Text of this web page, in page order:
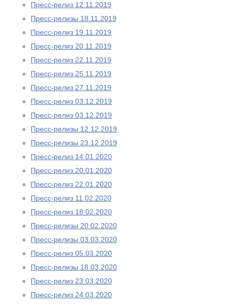
Пресс-релиз 12.11.2019
Пресс-релизы 18.11.2019
Пресс-релиз 19.11.2019
Пресс-релиз 20.11.2019
Пресс-релиз 22.11.2019
Пресс-релиз 25.11.2019
Пресс-релиз 27.11.2019
Пресс-релиз 03.12.2019
Пресс-релиз 03.12.2019
Пресс-релизы 12.12.2019
Пресс-релизы 23.12.2019
Пресс-релиз 14.01.2020
Пресс-релиз 20.01.2020
Пресс-релиз 22.01.2020
Пресс-релиз 11.02.2020
Пресс-релиз 18.02.2020
Пресс-релизы 20.02.2020
Пресс-релизы 03.03.2020
Пресс-релиз 05.03.2020
Пресс-релизы 18.03.2020
Пресс-релиз 23.03.2020
Пресс-релиз 24.03.2020